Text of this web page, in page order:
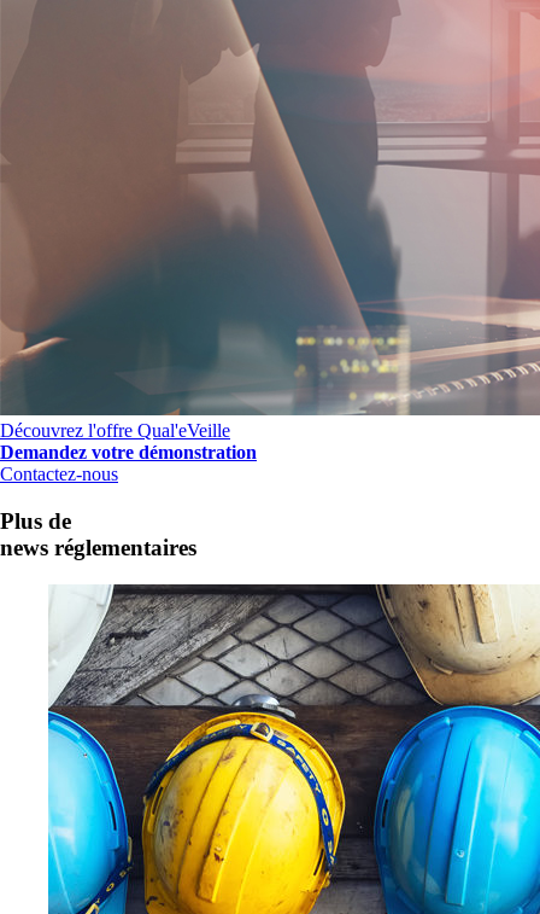
Découvrez l'offre Qual'eVeille
Demandez votre démonstration
Contactez-nous
Plus de
news réglementaires